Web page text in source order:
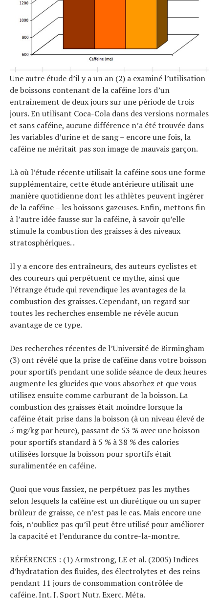
Une autre étude d’il y a un an (2) a examiné l’utilisation
de boissons contenant de la caféine lors d’un
entraînement de deux jours sur une période de trois
jours. En utilisant Coca-Cola dans des versions normales
et sans caféine, aucune différence n’a été trouvée dans
les variables d’urine et de sang – encore une fois, la
caféine ne méritait pas son image de mauvais garçon.
Là où l’étude récente utilisait la caféine sous une forme
supplémentaire, cette étude antérieure utilisait une
manière quotidienne dont les athlètes peuvent ingérer
de la caféine – les boissons gazeuses. Enfin, mettons fin
à l’autre idée fausse sur la caféine, à savoir qu’elle
stimule la combustion des graisses à des niveaux
stratosphériques. .
Il y a encore des entraîneurs, des auteurs cyclistes et
des coureurs qui perpétuent ce mythe, ainsi que
l’étrange étude qui revendique les avantages de la
combustion des graisses. Cependant, un regard sur
toutes les recherches ensemble ne révèle aucun
avantage de ce type.
Des recherches récentes de l’Université de Birmingham
(3) ont révélé que la prise de caféine dans votre boisson
pour sportifs pendant une solide séance de deux heures
augmente les glucides que vous absorbez et que vous
utilisez ensuite comme carburant de la boisson. La
combustion des graisses était moindre lorsque la
caféine était prise dans la boisson (à un niveau élevé de
5 mg/kg par heure), passant de 53 % avec une boisson
pour sportifs standard à 5 % à 38 % des calories
utilisées lorsque la boisson pour sportifs était
suralimentée en caféine.
Quoi que vous fassiez, ne perpétuez pas les mythes
selon lesquels la caféine est un diurétique ou un super
brûleur de graisse, ce n’est pas le cas. Mais encore une
fois, n’oubliez pas qu’il peut être utilisé pour améliorer
la capacité et l’endurance du contre-la-montre.
RÉFÉRENCES : (1) Armstrong, LE et al. (2005) Indices
d’hydratation des fluides, des électrolytes et des reins
pendant 11 jours de consommation contrôlée de
caféine. Int. J. Sport Nutr. Exerc. Méta.